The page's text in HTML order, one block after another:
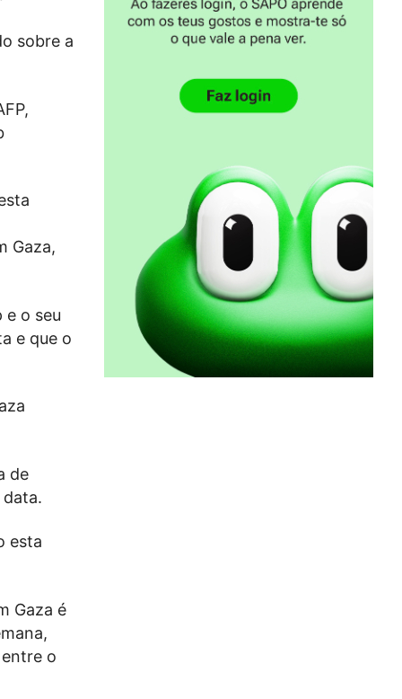
sobre a
Gaza,
e o seu
e que o
de
esta
Gaza é
o